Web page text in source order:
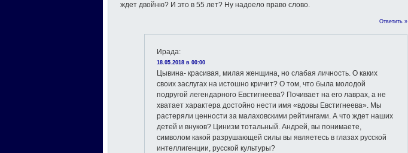
ждет двойню? И это в 55 лет? Ну надоело право слово.
Ответить »
Ирада:
18.05.2018 в 00:00
Цывина- красивая, милая женщина, но слабая личность. О каких
своих заслугах на истошно кричит? О том, что была молодой
подругой легендарного Евстигнеева? Почивает на его лаврах, а не
хватает характера достойно нести имя «вдовы Евстигнеева». Мы
растеряли ценности за малаховскими рейтингами. А что ждет наших
детей и внуков? Цинизм тотальный. Андрей, вы понимаете,
символом какой разрушающей силы вы являетесь в глазах русской
интеллигенции, русской культуры?